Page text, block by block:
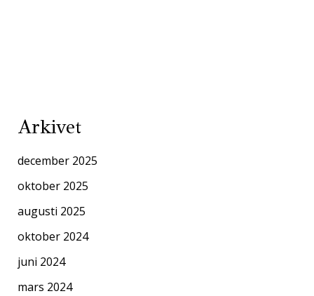
Arkivet
december 2025
oktober 2025
augusti 2025
oktober 2024
juni 2024
mars 2024